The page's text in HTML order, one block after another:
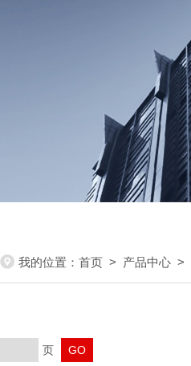
我的位置： 首页 > 产品中心 >
页